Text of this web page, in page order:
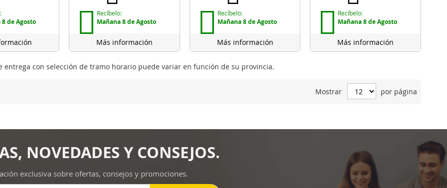
de Agosto
Recíbelo:
Mañana 8 de Agosto
Más información
Recíbelo:
Mañana 8 de Agosto
Más información
Recíbelo:
Mañana 8 de Agosto
Más información
entrega con selección de tramo horario puede variar en función de su provincia.
leyendo página Mostrar por página
NOVEDADES Y CONSEJOS.
exclusiva sobre ofertas, consejos y promociones.